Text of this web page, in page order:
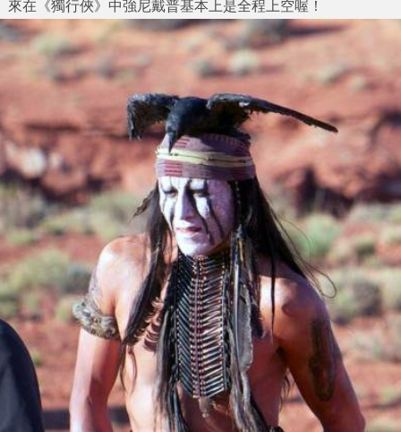
來在《獨行俠》中強尼戴普基本上是全程上空喔！